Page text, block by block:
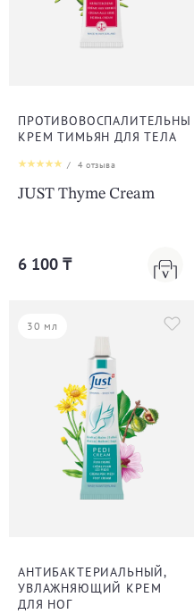
ПРОТИВОВОСПАЛИТЕЛЬНЫЙ
КРЕМ ТИМЬЯН ДЛЯ ТЕЛА
/ 4отзыва
JUST Thyme Cream
6 100 ₸
30 мл
АНТИБАКТЕРИАЛЬНЫЙ,
УВЛАЖНЯЮЩИЙ КРЕМ
ДЛЯ НОГ